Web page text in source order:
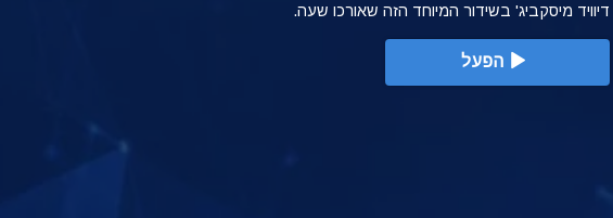
דיוויד מיסקביג' בשידור המיוחד הזה שאורכו שעה.
הפעל